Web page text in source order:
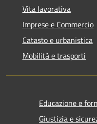
Vita lavorativa
Imprese e Commercio
Catasto e urbanistica
Mobilità e trasporti
Educazione e
Giustizia e